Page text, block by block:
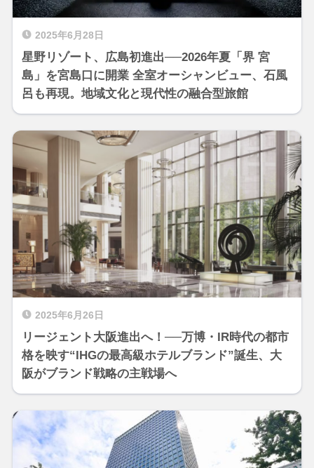
2025年6月28日
星野リゾート、広島初進出──2026年夏「界 宮
島」を宮島口に開業 全室オーシャンビュー、石風
呂も再現。地域文化と現代性の融合型旅館
2025年6月26日
リージェント大阪進出へ！──万博・IR時代の都市
格を映す“IHGの最高級ホテルブランド”誕生、大
阪がブランド戦略の主戦場へ